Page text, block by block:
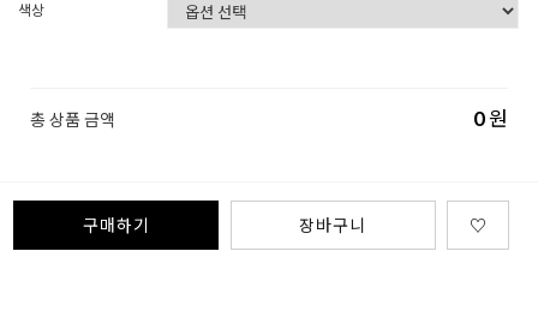
색상
총 상품 금액 0원
구매하기 장바구니 ♡